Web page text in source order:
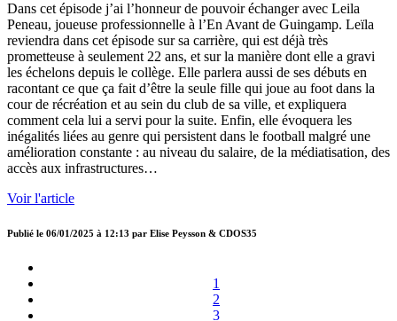
Dans cet épisode j’ai l’honneur de pouvoir échanger avec Leila
Peneau, joueuse professionnelle à l’En Avant de Guingamp. Leïla
reviendra dans cet épisode sur sa carrière, qui est déjà très
prometteuse à seulement 22 ans, et sur la manière dont elle a gravi
les échelons depuis le collège. Elle parlera aussi de ses débuts en
racontant ce que ça fait d’être la seule fille qui joue au foot dans la
cour de récréation et au sein du club de sa ville, et expliquera
comment cela lui a servi pour la suite. Enfin, elle évoquera les
inégalités liées au genre qui persistent dans le football malgré une
amélioration constante : au niveau du salaire, de la médiatisation, des
accès aux infrastructures…
Voir l'article
Publié le 06/01/2025 à 12:13 par Elise Peysson & CDOS35
1
2
3